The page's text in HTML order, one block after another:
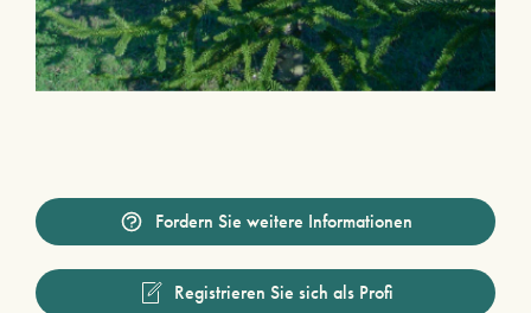
Fordern Sie weitere Informationen
Registrieren Sie sich als Profi